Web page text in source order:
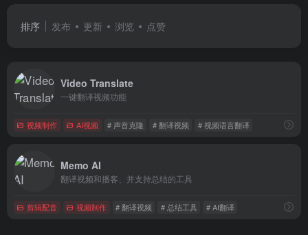
排序 发布 更新 浏览 点赞
Video Translate
一键翻译视频功能
视频制作 AI视频 # 声音克隆 # 翻译视频 # 视频语言翻译
Memo AI
翻译视频和播客、并支持总结的工具
剪辑配音 视频制作 # 翻译视频 # 总结工具 # AI翻译